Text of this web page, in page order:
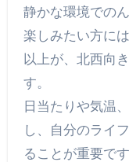
静かな環境での
楽しみたい方に
以上が、北西向
す。
日当たりや気温
し、自分のライ
ることが重要です